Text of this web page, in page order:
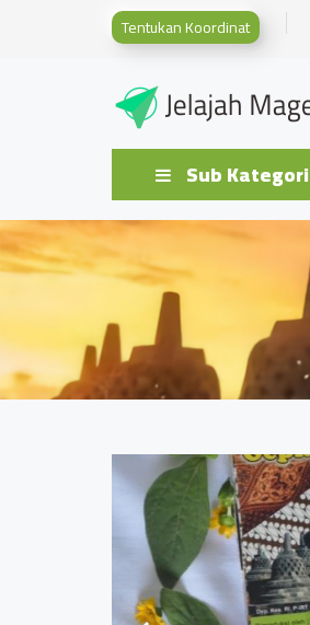
Tentukan Koordinat
Sub Kategori